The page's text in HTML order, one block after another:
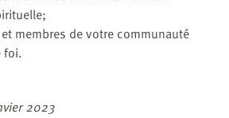
membres de votre communauté
foi.
2023